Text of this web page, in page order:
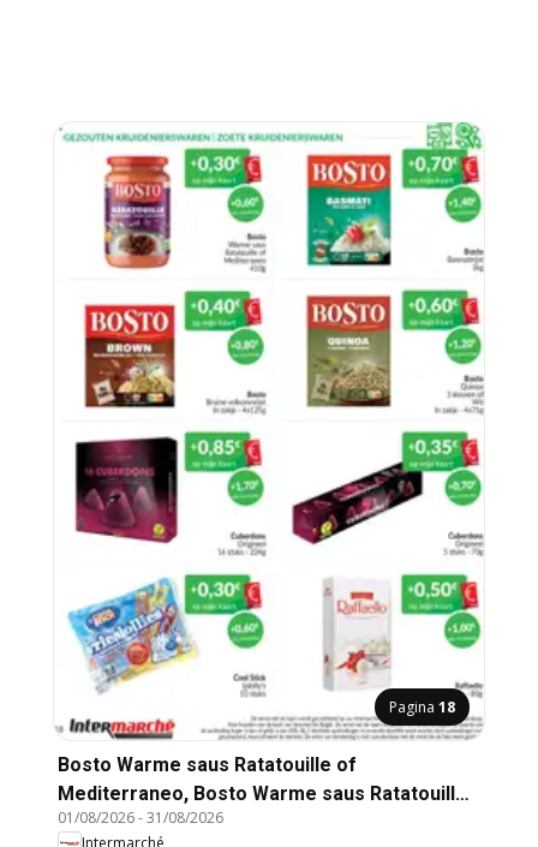
Pagina 18
Bosto Warme saus Ratatouille of
Mediterraneo, Bosto Warme saus Ratatouille
of Mediterraneo 410g
01/08/2026-31/08/2026
Intermarché